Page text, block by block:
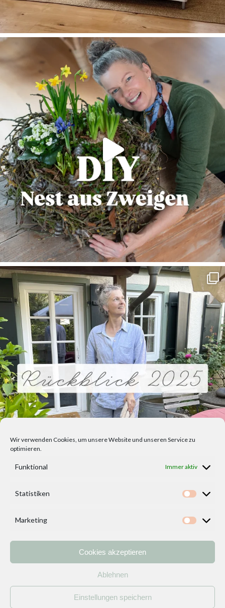
Wir verwenden Cookies, um unsere Website und unseren Service zu
optimieren.
Funktional Immer aktiv
Statistiken
Marketing
Cookies akzeptieren
Ablehnen
Einstellungen speichern
Kontakt
Impressum/ Datenschutzerklärung